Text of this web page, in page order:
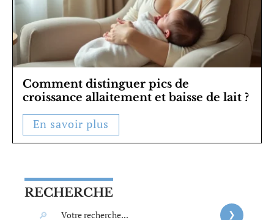
Comment distinguer pics de
croissance allaitement et baisse de lait ?
En savoir plus
RECHERCHE